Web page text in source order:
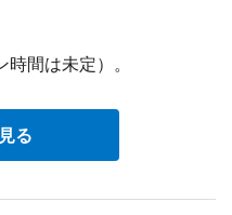
間は未定）。
る